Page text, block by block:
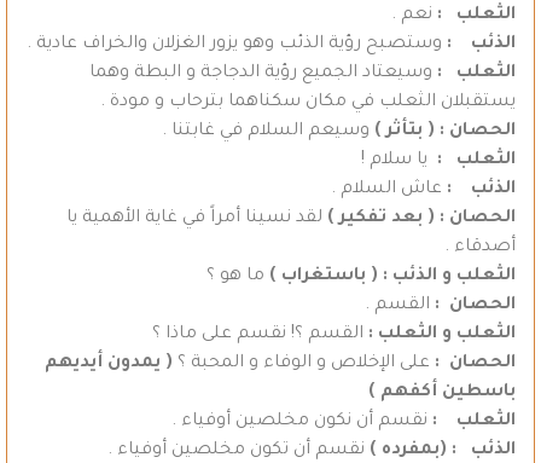
الثعلب : نعم .
الذئب : وستصبح رؤية الذئب وهو يزور الغزلان والخراف عادية .
الثعلب : وسيعتاد الجميع رؤية الدجاجة و البطة وهما
يستقبلان الثعلب في مكان سكناهما بترحاب و مودة .
الحصان : ( بتأثر ) وسيعم السلام في غابتنا .
الثعلب :
يا سلام !
الذئب : عاش السلام .
الحصان : ( بعد تفكير ) لقد نسينا أمراً في غاية الأهمية يا
أصدقاء .
الثعلب و الذئب : ( باستغراب ) ما هو ؟
الحصان : القسم .
الثعلب و الثعلب : القسم ؟! نقسم على ماذا ؟
الحصان : على الإخلاص و الوفاء و المحبة ؟ ( يمدون أيديهم
باسطين أكفهم )
الثعلب : نقسم أن نكون مخلصين أوفياء .
الذئب : (بمفرده ) نقسم أن تكون مخلصين أوفياء .